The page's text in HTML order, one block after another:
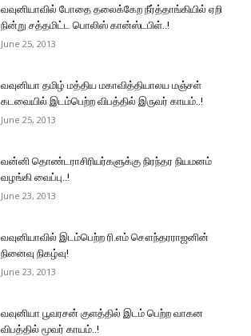
வவு­னியாவில் போதை தலைக்கேற நீர்த்தாங்கியில் ஏறி
நின்று சத்தமிட்ட பொலிஸ் கான்ஸ்டபிள்..!
June 25, 2013
வவுனியா தமிழ் மத்திய மகாவித்தியாலய மஞ்சள்
கடவையில் இடம்பெற்ற விபத்தில் இருவர் காயம்..!
June 25, 2013
வன்னி தொண்டராசிரியர்களுக்கு நிரந்தர நியமனம்
வழங்கி வைப்பு..!
June 23, 2013
வவுனியாவில் இடம்பெற்ற ரி.எம் சௌந்தரராஜனின்
நினைவு நிகழ்வு!
June 23, 2013
வவுனியா பூவரசன் குளத்தில் இடம் பெற்ற வாகன
விபத்தில் மூவர் காயம்..!